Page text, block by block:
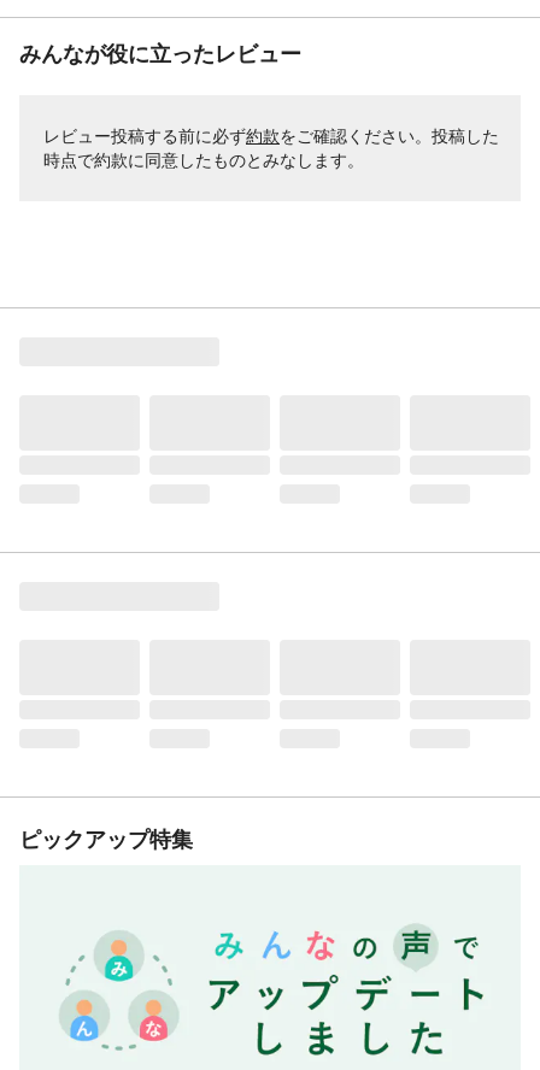
みんなが役に立ったレビュー
レビュー投稿する前に必ず約款をご確認ください。投稿した
時点で約款に同意したものとみなします。
ピックアップ特集